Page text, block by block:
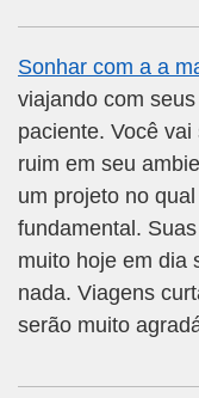
Sonhar com a a
viajando com
paciente. Você
ruim em seu
um projeto no
fundamental.
muito hoje em dia
nada. Viagens
serão muito